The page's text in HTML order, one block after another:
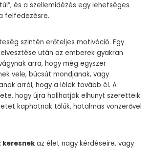
és a szellemidézés egy lehetséges
felfedezésre.
szintén erőteljes motiváció. Egy
után az emberek gyakran
arra, hogy még egyszer
vele, búcsút mondjanak, vagy
arról, hogy a lélek tovább él. A
hogy újra hallhatják elhunyt szeretteik
kaphatnak tőlük, hatalmas vonzerővel
az élet nagy kérdéseire, vagy